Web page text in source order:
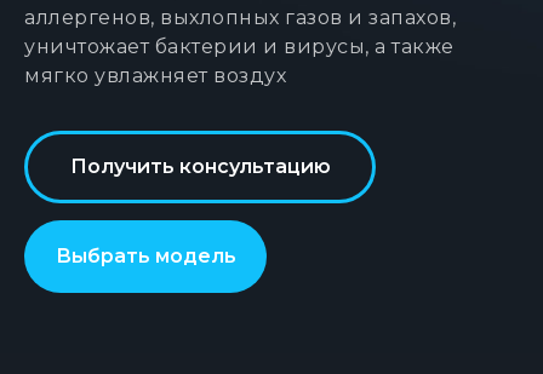
Получить консультацию
Выбрать модель
аллергенов, выхлопных газов и запахов,
уничтожает бактерии и вирусы, а также
мягко увлажняет воздух